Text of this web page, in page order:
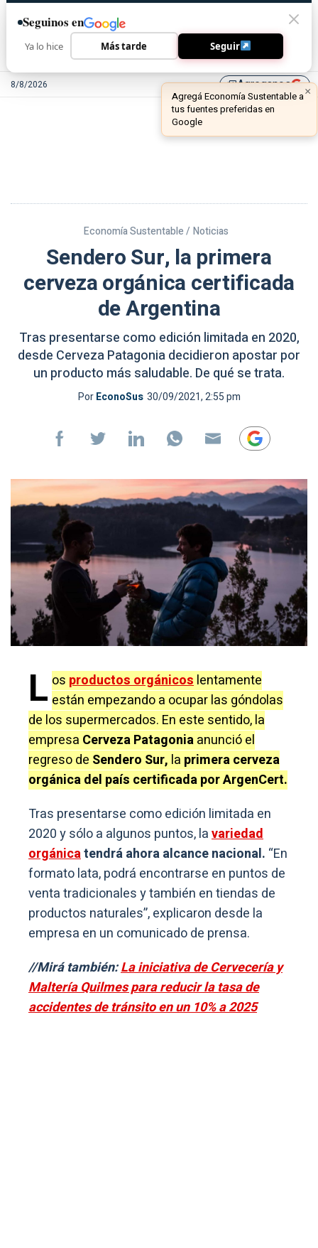
8/8/2026 library_addAgreganos
Economía Sustentable / Noticias
Sendero Sur, la primera
cerveza orgánica certificada
de Argentina
Tras presentarse como edición limitada en 2020,
desde Cerveza Patagonia decidieron apostar por
un producto más saludable. De qué se trata.
PorEconoSus 30/09/2021, 2:55 pm
L os productos orgánicoslentamente
están empezando a ocupar las góndolas
de los supermercados. En este sentido, la
empresa Cerveza Patagoniaanunció el
regreso de Sendero Sur, la primera cerveza
orgánica del país certificada por ArgenCert.
Tras presentarse como edición limitada en
2020 y sólo a algunos puntos, lavariedad
orgánicatendrá ahora alcance nacional. “En
formato lata, podrá encontrarse en puntos de
venta tradicionales y también en tiendas de
productos naturales”, explicaron desde la
empresa en un comunicado de prensa.
//Mirá también:La iniciativa de Cervecería y
Maltería Quilmes para reducir la tasa de
accidentes de tránsito en un 10% a 2025
Seguinos en
Ya lo hice Más tarde Seguir